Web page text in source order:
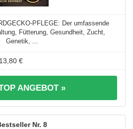
PFLEGE: Der umfassende
Fütterung, Gesundheit, Zucht,
Genetik, ...
13,80 €
ANGEBOT »
8